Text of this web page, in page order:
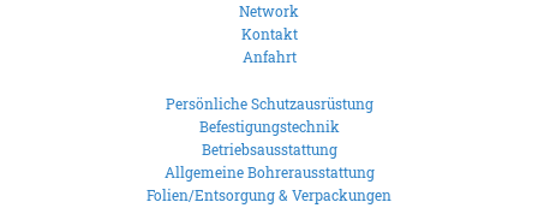
Network
Kontakt
Anfahrt
Persönliche Schutzausrüstung
Befestigungstechnik
Betriebsausstattung
Allgemeine Bohrerausstattung
Folien/Entsorgung & Verpackungen